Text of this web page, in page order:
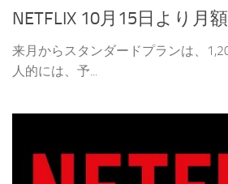
NETFLIX 10月15日より月
来月からスタンダードプランは、
人的には、予...